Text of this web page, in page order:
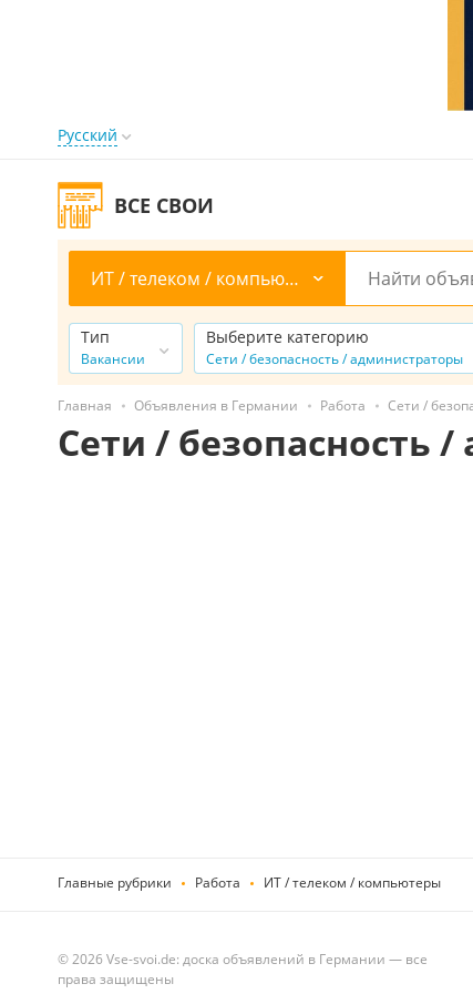
Русский
ВСЕ СВОИ
ИТ / телеком / компьютеры
Тип
Вакансии
Выберите категорию
Сети / безопасность / администраторы
Главная Объявления в Германии Работа Сети /
Сети / безопасность
Главные рубрики Работа ИТ / телеком / компьютеры
© 2026 Vse-svoi.de: доска объявлений в Германии — все
права защищены